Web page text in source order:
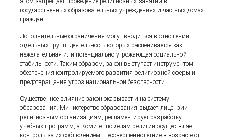
государственных образовательных учреждениях и частных домах
граждан.
Дополнительные ограничения могут вводиться в отношении
отдельных групп, деятельность которых расценивается как
нежелательная или потенциально угрожающая социальной
стабильности. Таким образом, закон выступает инструментом
обеспечения контролируемого развития религиозной сферы и
предотвращения угроз национальной безопасности.
Существенное влияние закон оказывает и на систему
образования. Министерство образования выдает лицензии
религиозным организациям, регламентирует разработку
учебных программ, а Комитет по делам религии осуществляет
контроль за их соблюдением. Несовершеннолетние в возрасте от